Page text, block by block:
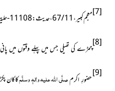
[7]
معجم کبیر ، 11 / 67 ، حدیث : 11108- حلیۃ الاولیاء ، 1 / 391 ، حدیث : 1120
[8]
چمڑے کی تھیلی جس میں پہلے وقتوں میں پانی
[9] حضورِ اکرمصلَّی اللہ علیہ واٰلہٖ وسلَّمکا کان